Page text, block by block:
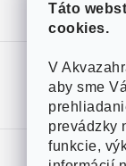
Táto
cookies.
V
aby sme
prevádzky
funkcie,